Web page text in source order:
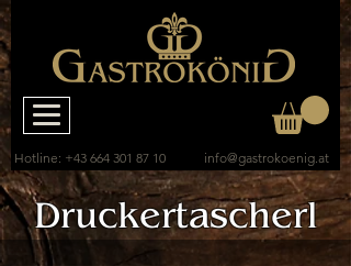
Hotline: +43 664 301 87 10 info@gastrokoenig.at
Druckertascherl